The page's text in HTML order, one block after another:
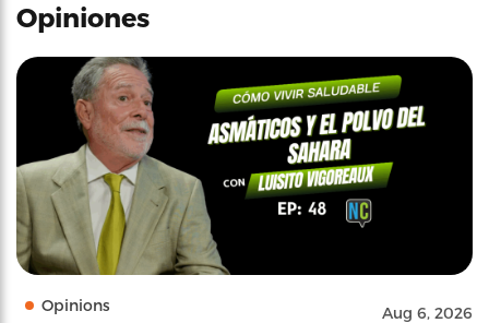
Opiniones
Opinions Aug 6, 2026